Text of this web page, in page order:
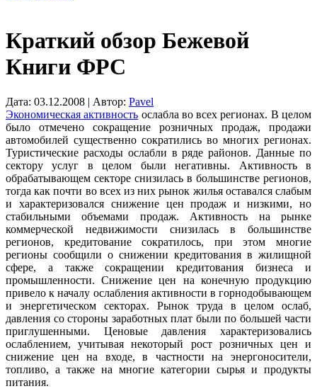
Краткий обзор Бежевой
Книги ФРС
Дата: 03.12.2008 | Автор: Pavel
Экономическая активность ослабла во всех регионах. В целом
было отмечено сокращение розничных продаж, продажи
автомобилей существенно сократились во многих регионах.
Туристические расходы ослабли в ряде районов. Данные по
сектору услуг в целом были негативны. Активность в
обрабатывающем секторе снизилась в большинстве регионов,
тогда как почти во всех из них рынок жилья оставался слабым
и характеризовался снижение цен продаж и низкими, но
стабильными объемами продаж. Активность на рынке
коммерческой недвижимости снизилась в большинстве
регионов, кредитование сократилось, при этом многие
регионы сообщили о снижении кредитования в жилищной
сфере, а также сокращении кредитования бизнеса и
промышленности. Снижение цен на конечную продукцию
привело к началу ослабления активности в горнодобывающем
и энергетическом секторах. Рынок труда в целом ослаб,
давления со стороны заработных плат были по большей части
приглушенными. Ценовые давления характеризовались
ослаблением, учитывая некоторый рост розничных цен и
снижение цен на входе, в частности на энергоносители,
топливо, а также на многие категории сырья и продукты
питания.